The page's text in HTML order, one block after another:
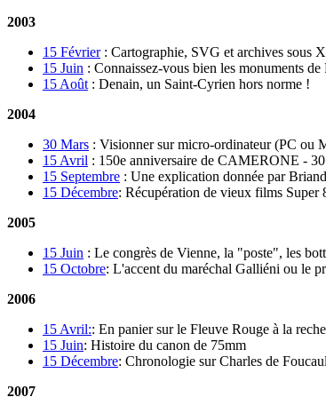
2003
15 Février: Cartographie, SVG et archives sous
15 Juin : Connaissez-vous bien les monuments
15 Août : Denain, un Saint-Cyrien hors norme !
2004
30 Mars : Visionner sur micro-ordinateur (PC ou
15 Avril : 150e anniversaire de CAMERONE -
15 Septembre : Une explication donnée par
15 Décembre: Récupération de vieux films Super
2005
15 Juin : Le congrès de Vienne, la "poste", les
15 Octobre: L'accent du maréchal Galliéni ou le
2006
15 Avril:: En panier sur le Fleuve Rouge à la
15 Juin: Histoire du canon de 75mm
15 Décembre: Chronologie sur Charles de
2007